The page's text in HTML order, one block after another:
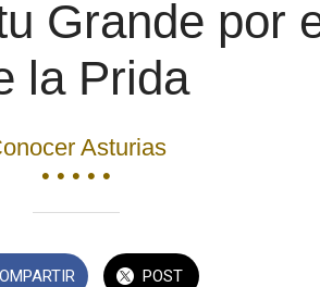
Grande por
la Prida
Asturias
• • • • •
POST